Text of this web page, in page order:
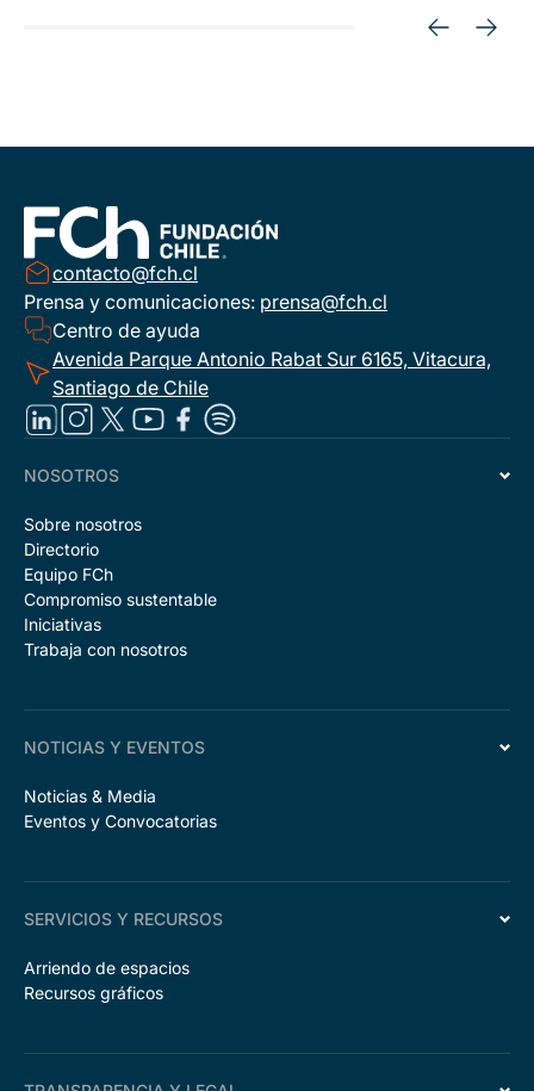
contacto@fch.cl
Prensa y comunicaciones: prensa@fch.cl
Centro de ayuda
Avenida Parque Antonio Rabat Sur 6165, Vitacura,
Santiago de Chile
NOSOTROS
Sobre nosotros
Directorio
Equipo FCh
Compromiso sustentable
Iniciativas
Trabaja con nosotros
NOTICIAS Y EVENTOS
Noticias & Media
Eventos y Convocatorias
SERVICIOS Y RECURSOS
Arriendo de espacios
Recursos gráficos